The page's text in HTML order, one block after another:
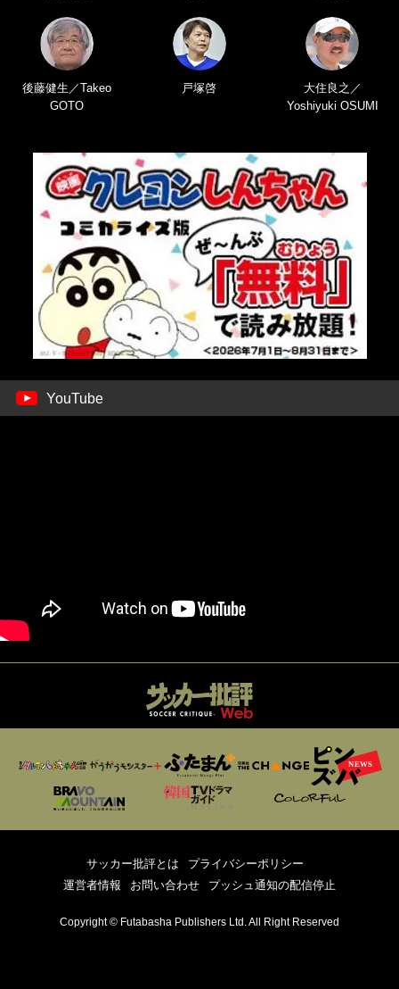
後藤健生／Takeo
GOTO
戸塚啓
大住良之／
Yoshiyuki OSUMI
YouTube
サッカー批評とは
プライバシーポリシー
運営者情報
お問い合わせ プッシュ通知の配信停止
Copyright © Futabasha Publishers Ltd. All Right Reserved